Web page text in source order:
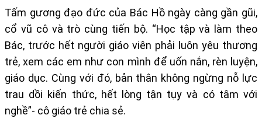
Tấm gương đạo đức của Bác Hồ ngày càng gần gũi,
cổ vũ cô và trò cùng tiến bộ. “Học tập và làm theo
Bác, trước hết người giáo viên phải luôn yêu thương
trẻ, xem các em như con mình để uốn nắn, rèn luyện,
giáo dục. Cùng với đó, bản thân không ngừng nỗ lực
trau dồi kiến thức, hết lòng tận tụy và có tâm với
nghề”- cô giáo trẻ chia sẻ.